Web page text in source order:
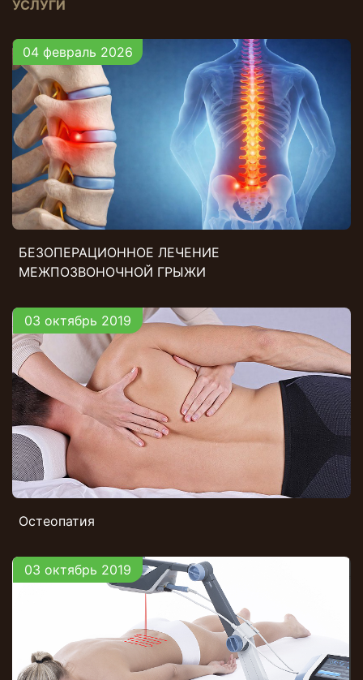
УСЛУГИ
04 февраль 2026
БЕЗОПЕРАЦИОННОЕ ЛЕЧЕНИЕ
МЕЖПОЗВОНОЧНОЙ ГРЫЖИ
03 октябрь 2019
Остеопатия
03 октябрь 2019